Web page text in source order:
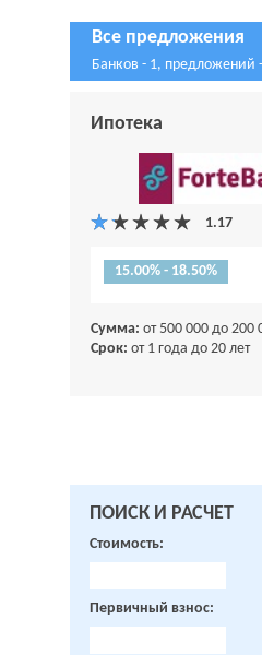
Все предложения
Банков - 1, предложений
Ипотека
15.00% - 18.50%
Сумма: от 500 000 до 200
Срок: от 1 года до 20 лет
ПОИСК И РАСЧЕТ
Стоимость:
Первичный взнос: